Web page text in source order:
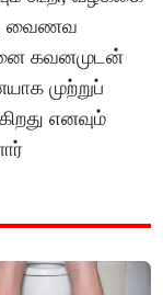
வைணவ
கவனமுடன்
முற்றுப்
எனவும்